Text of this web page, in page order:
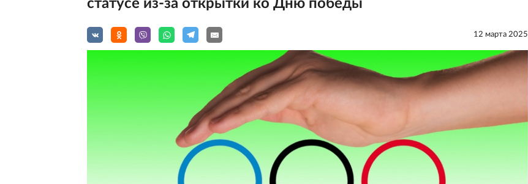
статусе из-за открытки ко Дню победы
12 мартa 2025